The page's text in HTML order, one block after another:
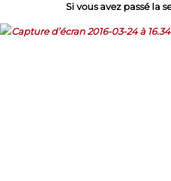
Si vous avez passé la